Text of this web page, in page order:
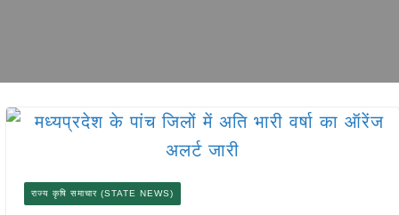
राज्य कृषि समाचार (STATE NEWS)